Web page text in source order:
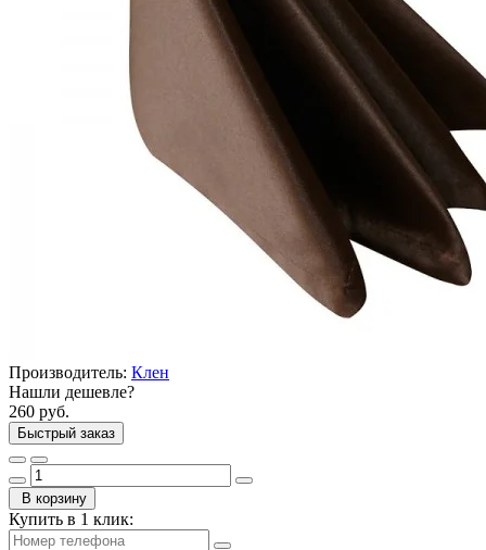
Производитель: Клен
Нашли дешевле?
260 руб.
Быстрый заказ
В корзину
Купить в 1 клик: